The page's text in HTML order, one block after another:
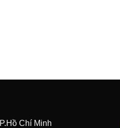
Chí Minh